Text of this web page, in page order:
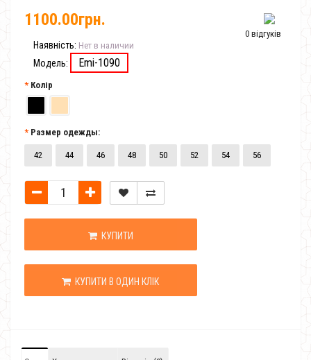
0 відгуків
1100.00грн.
Наявність: Нет в наличии
Модель: Emi-1090
Колір
Размер одежды:
42 44 46 48 50 52 54 56
КУПИТИ
КУПИТИ В ОДИН КЛІК